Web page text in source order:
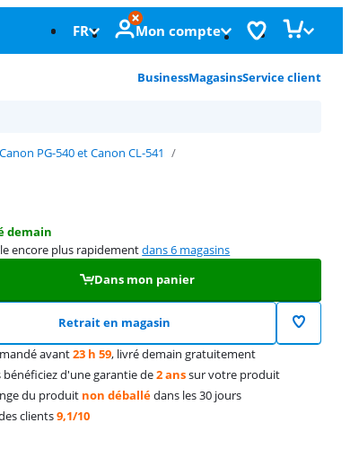
FR Mon compte
BusinessMagasinsService client
PG-540 et Canon CL-541
demain
encore plus rapidementdans 6 magasins
Dans mon panier
Retrait en magasin
avant23 h 59, livré demain gratuitement
bénéficiez d'une garantie de2 anssur votre produit
du produit non déballédans les 30 jours
clients9,1/10